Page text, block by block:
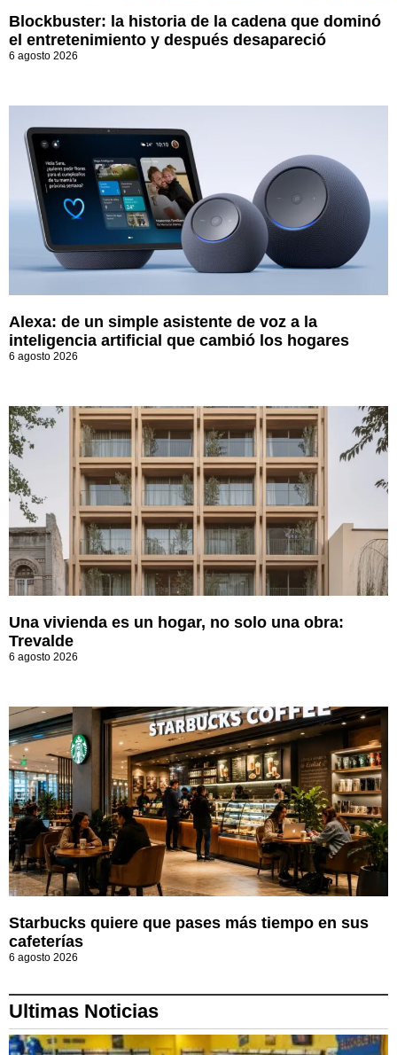
Blockbuster: la historia de la cadena que dominó
el entretenimiento y después desapareció
6 agosto 2026
Alexa: de un simple asistente de voz a la
inteligencia artificial que cambió los hogares
6 agosto 2026
Una vivienda es un hogar, no solo una obra:
Trevalde
6 agosto 2026
Starbucks quiere que pases más tiempo en sus
cafeterías
6 agosto 2026
Ultimas Noticias